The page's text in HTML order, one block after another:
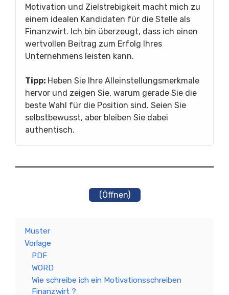
Motivation und Zielstrebigkeit macht mich zu
einem idealen Kandidaten für die Stelle als
Finanzwirt. Ich bin überzeugt, dass ich einen
wertvollen Beitrag zum Erfolg Ihres
Unternehmens leisten kann.
Tipp: Heben Sie Ihre Alleinstellungsmerkmale
hervor und zeigen Sie, warum gerade Sie die
beste Wahl für die Position sind. Seien Sie
selbstbewusst, aber bleiben Sie dabei
authentisch.
(Öffnen)
Muster
Vorlage
PDF
WORD
Wie schreibe ich ein Motivationsschreiben
Finanzwirt ?